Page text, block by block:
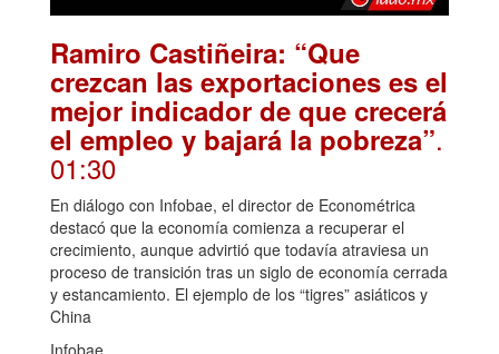
Ramiro Castiñeira: “Que
crezcan las exportaciones es el
mejor indicador de que crecerá
el empleo y bajará la pobreza”.
01:30
En diálogo con Infobae, el director de Econométrica
destacó que la economía comienza a recuperar el
crecimiento, aunque advirtió que todavía atraviesa un
proceso de transición tras un siglo de economía cerrada
y estancamiento. El ejemplo de los “tigres” asiáticos y
China